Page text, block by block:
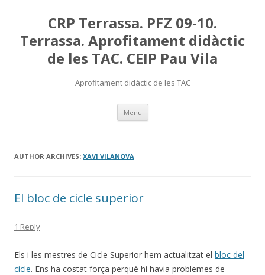
CRP Terrassa. PFZ 09-10.
Terrassa. Aprofitament didàctic
de les TAC. CEIP Pau Vila
Aprofitament didàctic de les TAC
Menu Skip
content
AUTHOR ARCHIVES: XAVI VILANOVA
El bloc de cicle superior
1 Reply
Els i les mestres de Cicle Superior hem actualitzat el bloc del
cicle. Ens ha costat força perquè hi havia problemes de